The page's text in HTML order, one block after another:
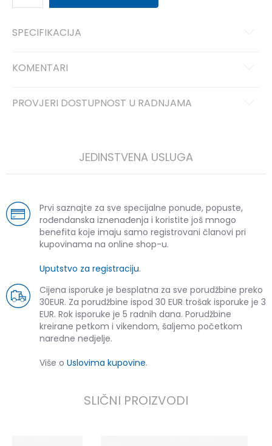
SPECIFIKACIJA
KOMENTARI
PROVJERI DOSTUPNOST U RADNJAMA
JEDINSTVENA USLUGA
Prvi saznajte za sve specijalne ponude, popuste,
rođendanska iznenađenja i koristite još mnogo
benefita koje imaju samo registrovani članovi pri
kupovinama na online shop-u.
Uputstvo za registraciju.
Cijena isporuke je besplatna za sve porudžbine preko
30EUR. Za porudžbine ispod 30 EUR trošak isporuke je 3
EUR. Rok isporuke je 5 radnih dana. Porudžbine
kreirane petkom i vikendom, šaljemo početkom
naredne nedjelje.
Više o Uslovima kupovine.
SLIČNI PROIZVODI